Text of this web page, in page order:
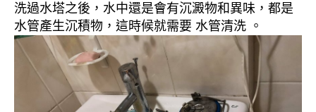
洗過水塔之後，水中還是會有沉澱物和異味，都是
水管產生沉積物，這時候就需要 水管清洗 。